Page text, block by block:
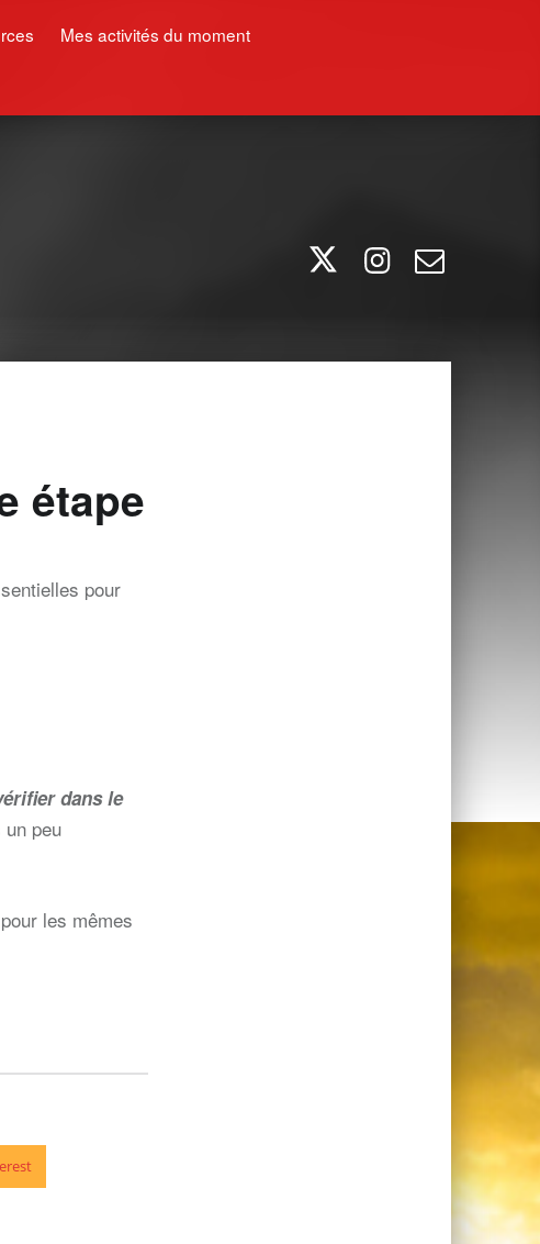
Mes activités du moment
étape
pour
dans le
peu
les mêmes